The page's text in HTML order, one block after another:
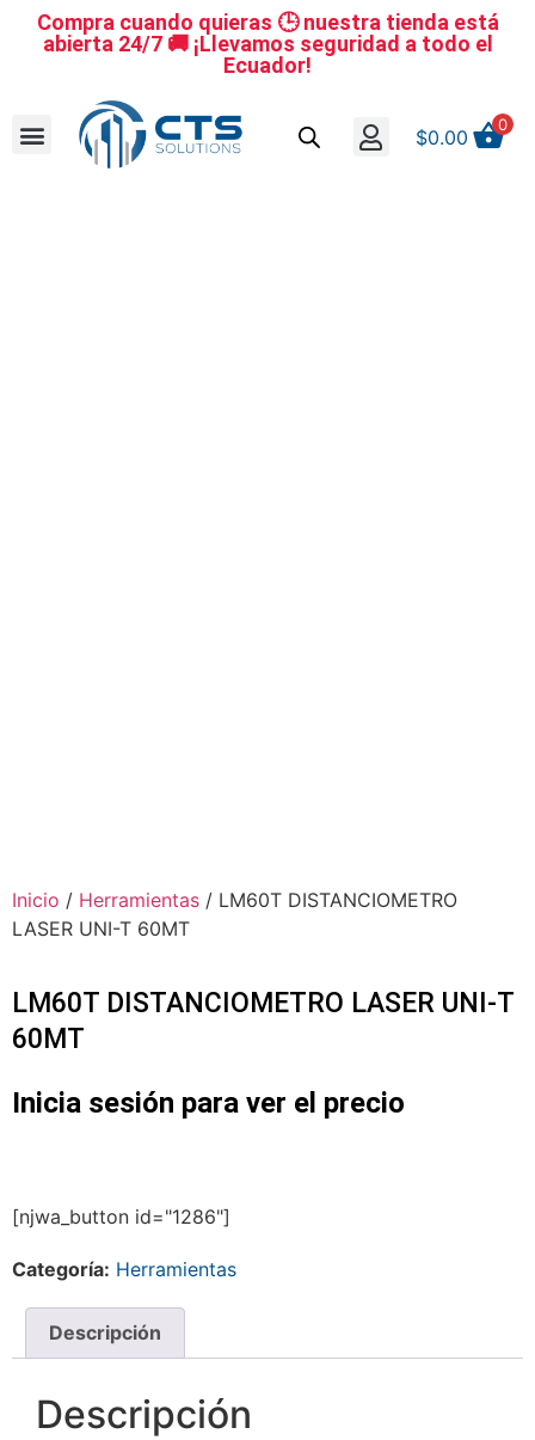
Compra cuando quieras 🕒 nuestra tienda está
abierta 24/7 🚚 ¡Llevamos seguridad a todo el
Ecuador!
$0.00
0
Inicio / Herramientas / LM60T DISTANCIOMETRO
LASER UNI-T 60MT
LM60T DISTANCIOMETRO LASER UNI-T
60MT
Inicia sesión para ver el precio
[njwa_button id="1286"]
Categoría: Herramientas
Descripción
Descripción